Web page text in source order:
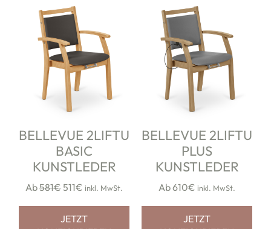
BELLEVUE 2LIFTU
BASIC
KUNSTLEDER
Ab581€511€ inkl. MwSt.
JETZT
BELLEVUE 2LIFTU
PLUS
KUNSTLEDER
Ab 610€ inkl. MwSt.
JETZT